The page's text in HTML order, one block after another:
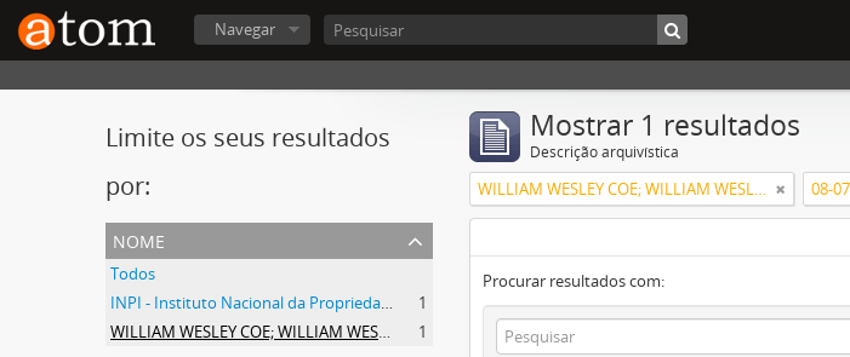
Navegar
Limite os seus resultados
por:
nome
Todos
INPI - Instituto Nacional da Propriedade Industrial
1
WILLIAM WESLEY COE; WILLIAM WESLEY COE JUNIOR
1
Mostrar 1 resultados
Descrição arquivística
WILLIAM WESLEY COE; WILLIAM WESLEY COE JUNIOR 08-
Procurar resultados com: